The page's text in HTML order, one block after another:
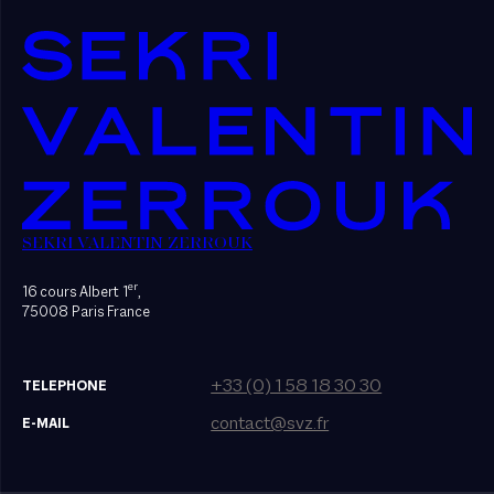
SEKRI VALENTIN ZERROUK
16 cours Albert 1er,
75008 Paris France
TELEPHONE +33 (0) 1 58 18 30 30
E-MAIL contact@svz.fr